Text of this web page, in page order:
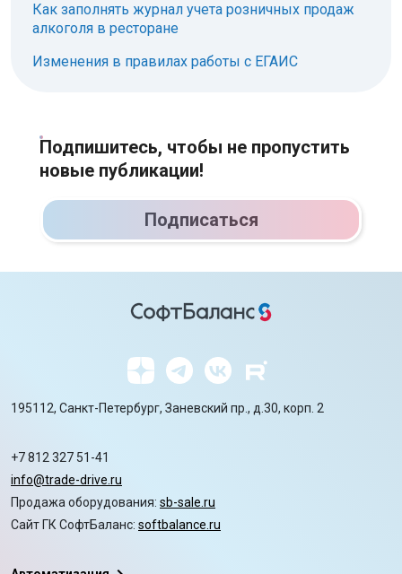
Как заполнять журнал учета розничных продаж
алкоголя в ресторане
Изменения в правилах работы с ЕГАИС
Подпишитесь, чтобы не пропустить
новые публикации!
Подписаться
195112, Санкт-Петербург, Заневский пр., д.30, корп. 2
+7 812 327 51-41
info@trade-drive.ru
Продажа оборудования: sb-sale.ru
Сайт ГК СофтБаланс: softbalance.ru